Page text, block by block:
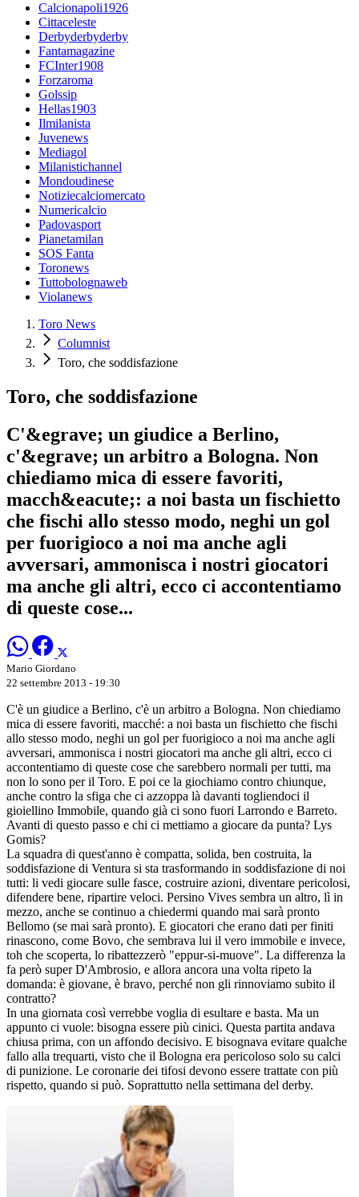
Calcionapoli1926
Cittaceleste
Derbyderbyderby
Fantamagazine
FCInter1908
Forzaroma
Golssip
Hellas1903
Ilmilanista
Juvenews
Mediagol
Milanistichannel
Mondoudinese
Notiziecalciomercato
Numericalcio
Padovasport
Pianetamilan
SOS Fanta
Toronews
Tuttobolognaweb
Violanews
Toro News
Columnist
Toro, che soddisfazione
Toro, che soddisfazione
C'&egrave; un giudice a Berlino,
c'&egrave; un arbitro a Bologna. Non
chiediamo mica di essere favoriti,
macch&eacute;: a noi basta un fischietto
che fischi allo stesso modo, neghi un gol
per fuorigioco a noi ma anche agli
avversari, ammonisca i nostri giocatori
ma anche gli altri, ecco ci accontentiamo
di queste cose...
Mario Giordano
22 settembre 2013 - 19:30
C'è un giudice a Berlino, c'è un arbitro a Bologna. Non chiediamo
mica di essere favoriti, macché: a noi basta un fischietto che fischi
allo stesso modo, neghi un gol per fuorigioco a noi ma anche agli
avversari, ammonisca i nostri giocatori ma anche gli altri, ecco ci
accontentiamo di queste cose che sarebbero normali per tutti, ma
non lo sono per il Toro. E poi ce la giochiamo contro chiunque,
anche contro la sfiga che ci azzoppa là davanti togliendoci il
gioiellino Immobile, quando già ci sono fuori Larrondo e Barreto.
Avanti di questo passo e chi ci mettiamo a giocare da punta? Lys
Gomis?
La squadra di quest'anno è compatta, solida, ben costruita, la
soddisfazione di Ventura si sta trasformando in soddisfazione di noi
tutti: li vedi giocare sulle fasce, costruire azioni, diventare pericolosi,
difendere bene, ripartire veloci. Persino Vives sembra un altro, lì in
mezzo, anche se continuo a chiedermi quando mai sarà pronto
Bellomo (se mai sarà pronto). E giocatori che erano dati per finiti
rinascono, come Bovo, che sembrava lui il vero immobile e invece,
toh che scoperta, lo ribattezzerò "eppur-si-muove". La differenza la
fa però super D'Ambrosio, e allora ancora una volta ripeto la
domanda: è giovane, è bravo, perché non gli rinnoviamo subito il
contratto?
In una giornata così verrebbe voglia di esultare e basta. Ma un
appunto ci vuole: bisogna essere più cinici. Questa partita andava
chiusa prima, con un affondo decisivo. E bisognava evitare qualche
fallo alla trequarti, visto che il Bologna era pericoloso solo su calci
di punizione. Le coronarie dei tifosi devono essere trattate con più
rispetto, quando si può. Soprattutto nella settimana del derby.